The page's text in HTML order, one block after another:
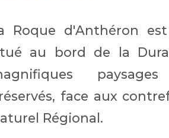
Roque d'Anthéron
au bord de la
face aux
Régional.